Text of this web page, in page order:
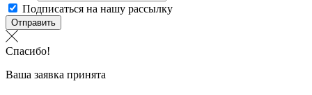
Подписаться на нашу рассылку
Отправить
Спасибо!
Ваша заявка принята